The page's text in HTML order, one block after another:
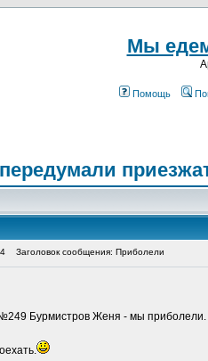
Мы
Помощь
Заголовок сообщения: Приболели
Бурмистров Женя - мы приболели.